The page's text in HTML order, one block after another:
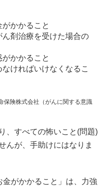
かかること
剤治療を受けた場合の
かかること
ければいけなくなるこ
険株式会社（がんに関する意識
、すべての怖いこと(問題)
んが、手助けにはなりま
がかかること」は、力強